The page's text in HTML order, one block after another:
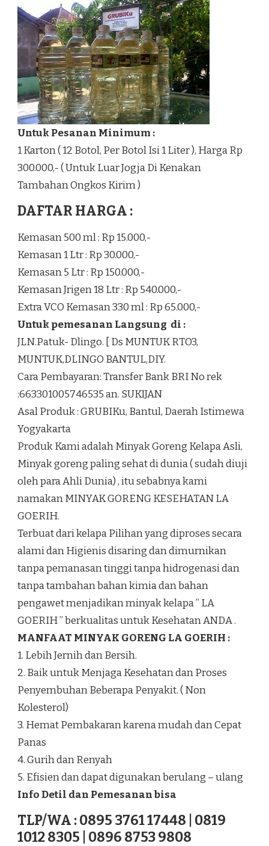
Untuk Pesanan Minimum :
1 Karton ( 12 Botol, Per Botol Isi 1 Liter ), Harga Rp
300.000,- ( Untuk Luar Jogja Di Kenakan
Tambahan Ongkos Kirim )
DAFTAR HARGA :
Kemasan 500 ml : Rp 15.000,-
Kemasan 1 Ltr : Rp 30.000,-
Kemasan 5 Ltr : Rp 150.000,-
Kemasan Jrigen 18 Ltr : Rp 540.000,-
Extra VCO Kemasan 330 ml : Rp 65.000,-
Untuk pemesanan Langsung di :
JLN.Patuk- Dlingo. [ Ds MUNTUK RTO3,
MUNTUK,DLINGO BANTUL,DIY.
Cara Pembayaran: Transfer Bank BRI No rek
:663301005746535 an. SUKIJAN
Asal Produk : GRUBIKu, Bantul, Daerah Istimewa
Yogyakarta
Produk Kami adalah Minyak Goreng Kelapa Asli,
Minyak goreng paling sehat di dunia ( sudah diuji
oleh para Ahli Dunia) , itu sebabnya kami
namakan MINYAK GORENG KESEHATAN LA
GOERIH.
Terbuat dari kelapa Pilihan yang diproses secara
alami dan Higienis disaring dan dimurnikan
tanpa pemanasan tinggi tanpa hidrogenasi dan
tanpa tambahan bahan kimia dan bahan
pengawet menjadikan minyak kelapa ” LA
GOERIH ” berkualitas untuk Kesehatan ANDA .
MANFAAT MINYAK GORENG LA GOERIH :
1. Lebih Jernih dan Bersih.
2. Baik untuk Menjaga Kesehatan dan Proses
Penyembuhan Beberapa Penyakit. ( Non
Kolesterol)
3. Hemat Pembakaran karena mudah dan Cepat
Panas
4. Gurih dan Renyah
5. Efisien dan dapat digunakan berulang – ulang
Info Detil dan Pemesanan bisa
TLP/WA : 0895 3761 17448 | 0819
1012 8305 | 0896 8753 9808